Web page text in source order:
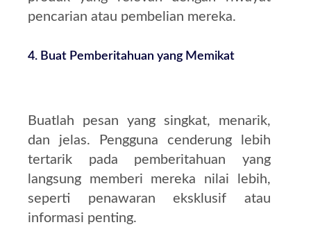
pencarian atau pembelian mereka.
4. Buat Pemberitahuan yang Memikat
Buatlah pesan yang singkat, menarik,
dan jelas. Pengguna cenderung lebih
tertarik pada pemberitahuan yang
langsung memberi mereka nilai lebih,
seperti penawaran eksklusif atau
informasi penting.